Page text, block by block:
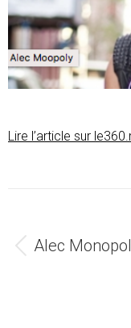
Lire l’article sur
Alec